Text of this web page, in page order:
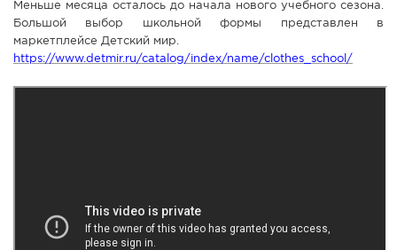
Меньше месяца осталось до начала нового учебного сезона.
Большой выбор школьной формы представлен в
маркетплейсе Детский мир.
https://www.detmir.ru/catalog/index/name/clothes_school/